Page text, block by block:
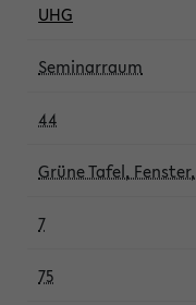
UHG
Seminarraum
44
Grüne Tafel,
7
75